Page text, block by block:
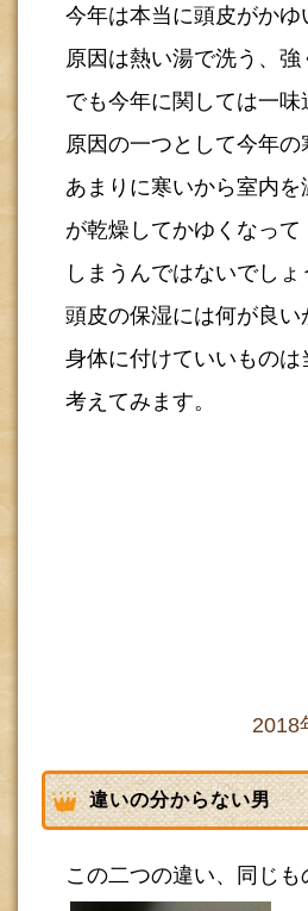
今年は本当に頭皮がか
原因は熱い湯で洗う、
でも今年に関しては一
原因の一つとして今年の
あまりに寒いから室内
が乾燥してかゆくなって
しまうんではないでしょ
頭皮の保湿には何が良
身体に付けていいもの
考えてみます。
2018
違いの分からない男
この二つの違い、同じ